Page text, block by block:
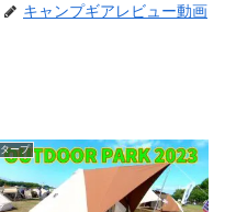
キャンプギアレビュー動画
タープ